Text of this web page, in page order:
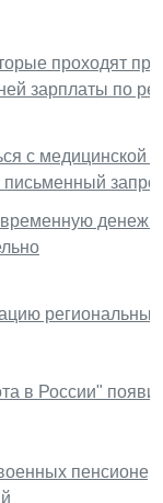
проходят
зарплаты по
с медицинской
в России"